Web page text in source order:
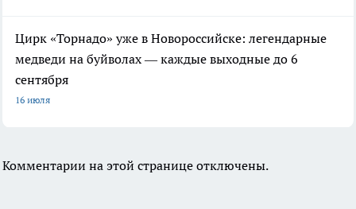
Цирк «Торнадо» уже в Новороссийске: легендарные
медведи на буйволах — каждые выходные до 6
сентября
16 июля
Комментарии на этой странице отключены.